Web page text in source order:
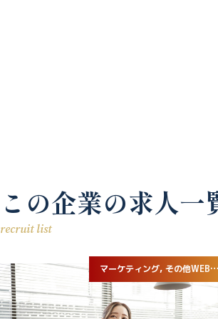
この企業の求人一
recruit list
マーケティング, その他WEB系専門職